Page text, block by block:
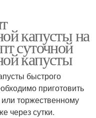
капусты на
суточной
капусты
быстрого
приготовить
торжественному
через сутки.